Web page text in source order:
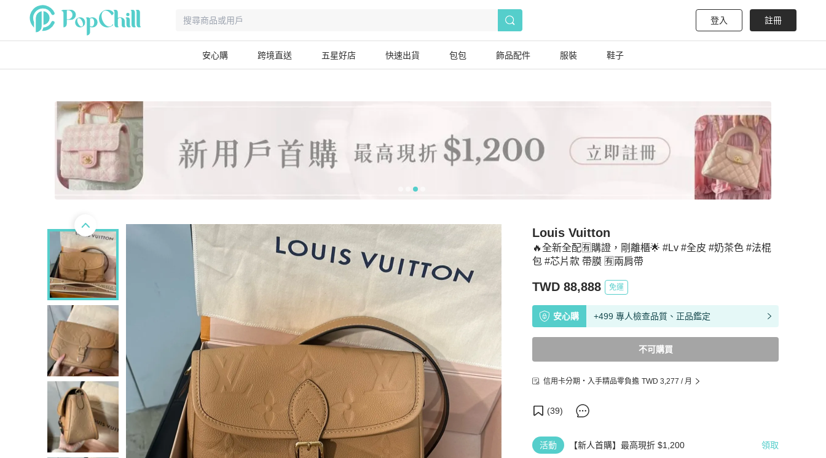
登入 註冊
安心購 跨境直送 五星好店 快速出貨 包包 飾品配件 服裝 鞋子
🔥全新全配🈶️購證，剛離櫃🌟 #Lv #全皮 #奶茶色 #法棍
包 #芯片款 帶膜 🈶️兩肩帶
Louis Vuitton
TWD 88,888 免運
安心購 +499 專人檢查品質、正品鑑定
不可購買
信用卡分期・入手精品零負擔 TWD 3,277 / 月
(39)
活動 【新人首購】最高現折 $1,200 領取